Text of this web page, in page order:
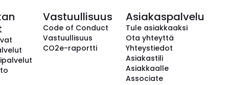
Vastuullisuus
Code of Conduct
Vastuullisuus
CO2e-raportti
Asiakaspalvelu
Tule asiakkaaksi
Ota yhteyttä
Yhteystiedot
Asiakastili
Asiakkaalle
Associate